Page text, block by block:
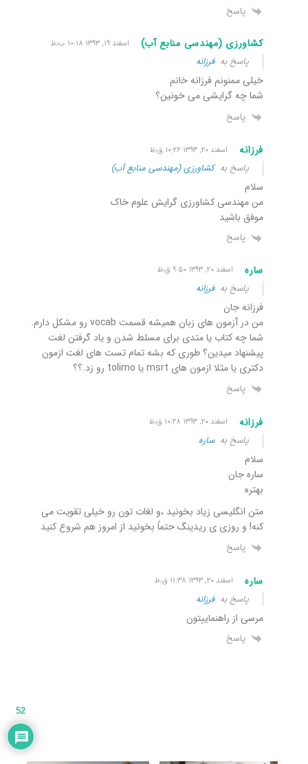
پاسخ
کشاورزی (مهندسی منابع آب) اسفند ۱۹, ۱۳۹۳ ۱۰:۱۸ ب٫ظ
پاسخ بهفرزانه
خیلی ممنونم فرزانه خانم
شما چه گرایشی می خونین؟
پاسخ
فرزانه اسفند ۲۰, ۱۳۹۳ ۱۰:۲۶ ق٫ظ
پاسخ بهکشاورزی (مهندسی منابع آب)
سلام
من مهندسی کشاورزی گرایش علوم خاک
موفق باشید
پاسخ
ساره اسفند ۲۰, ۱۳۹۳ ۹:۵۰ ق٫ظ
پاسخ بهفرزانه
فرزانه جان
من در آزمون های زبان همیشه قسمت vocab رو مشکل دارم.
شما چه کتاب یا متدی برای مسلط شدن و یاد گرفتن لغت
پیشنهاد میدین؟ طوری که بشه تمام تست های لغت ازمون
دکتری یا مثلا ازمون های msrt یا tolimo رو زد.؟؟
پاسخ
فرزانه اسفند ۲۰, ۱۳۹۳ ۱۰:۲۸ ق٫ظ
پاسخ بهساره
سلام
ساره جان
بهتره
متن انگلیسی زیاد بخونید ،و لغات تون رو خیلی تقویت می
کنه! و روزی ی ریدینگ حتماً بخونید از امروز هم شروع کنید
پاسخ
ساره اسفند ۲۰, ۱۳۹۳ ۱۱:۳۸ ق٫ظ
پاسخ بهفرزانه
مرسی از راهنماییتون
پاسخ
52